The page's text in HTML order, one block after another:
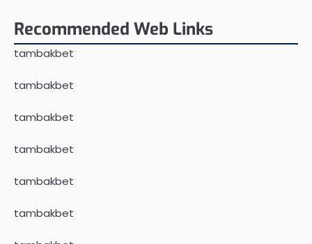
Recommended Web Links
tambakbet
tambakbet
tambakbet
tambakbet
tambakbet
tambakbet